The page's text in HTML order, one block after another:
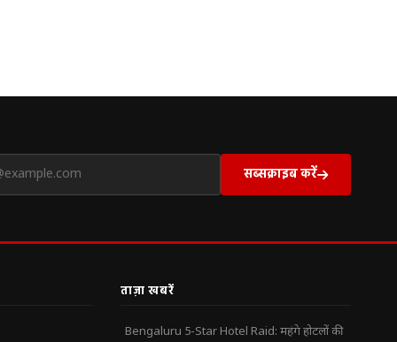
सब्सक्राइब करें
ताज़ा खबरें
Bengaluru 5-Star Hotel Raid: महंगे होटलों की